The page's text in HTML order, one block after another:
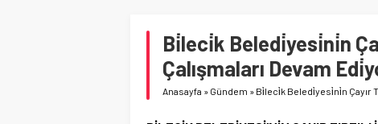
Bi̇leci̇k Beledi̇yesi̇ni̇n
Çalışmaları Devam
Anasayfa » Gündem » Bi̇leci̇k Beledi̇yesi̇ni̇n Çayır